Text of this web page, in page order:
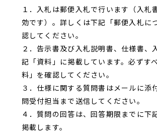
１．入札は郵便入札で行います（入札
効です）。詳しくは下記「郵便入札に
認してください。
２．告示書及び入札説明書、仕様書、
記「資料」に掲載しています。必ずす
料」を確認してください。
３．仕様に関する質問書はメールに添
問受付担当まで送信してください。
４．質問の回答は、回答期限までに下
掲載します。